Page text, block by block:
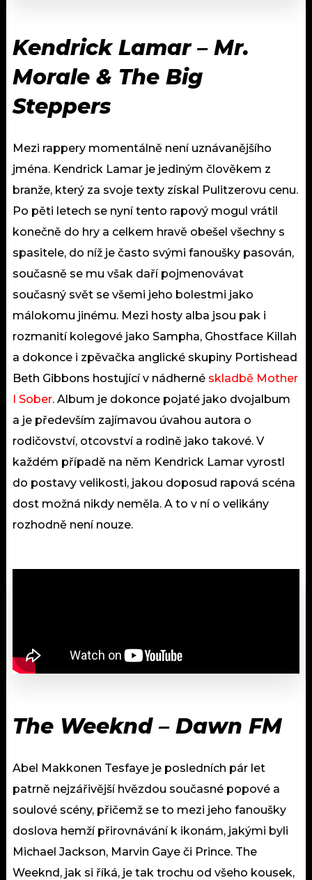
Kendrick Lamar – Mr.
Morale & The Big
Steppers
Mezi rappery momentálně není uznávanějšího
jména. Kendrick Lamar je jediným člověkem z
branže, který za svoje texty získal Pulitzerovu cenu.
Po pěti letech se nyní tento rapový mogul vrátil
konečně do hry a celkem hravě obešel všechny s
spasitele, do níž je často svými fanoušky pasován,
současně se mu však daří pojmenovávat
současný svět se všemi jeho bolestmi jako
málokomu jinému. Mezi hosty alba jsou pak i
rozmanití kolegové jako Sampha, Ghostface Killah
a dokonce i zpěvačka anglické skupiny Portishead
Beth Gibbons hostující v nádherné skladbě Mother
I Sober. Album je dokonce pojaté jako dvojalbum
a je především zajímavou úvahou autora o
rodičovství, otcovství a rodině jako takové. V
každém případě na něm Kendrick Lamar vyrostl
do postavy velikosti, jakou doposud rapová scéna
dost možná nikdy neměla. A to v ní o velikány
rozhodně není nouze.
The Weeknd – Dawn FM
Abel Makkonen Tesfaye je posledních pár let
patrně nejzářivější hvězdou současné popové a
soulové scény, přičemž se to mezi jeho fanoušky
doslova hemží přirovnávání k ikonám, jakými byli
Michael Jackson, Marvin Gaye či Prince. The
Weeknd, jak si říká, je tak trochu od všeho kousek,